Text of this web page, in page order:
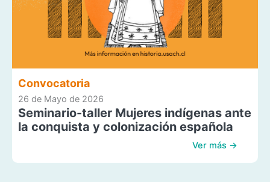
Convocatoria
26 de Mayo de 2026
Seminario-taller Mujeres indígenas ante
la conquista y colonización española
Ver más →